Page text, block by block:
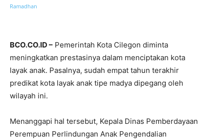
BCO.CO.ID – Pemerintah Kota Cilegon diminta
meningkatkan prestasinya dalam menciptakan kota
layak anak. Pasalnya, sudah empat tahun terakhir
predikat kota layak anak tipe madya dipegang oleh
wilayah ini.
Menanggapi hal tersebut, Kepala Dinas Pemberdayaan
Perempuan Perlindungan Anak Pengendalian